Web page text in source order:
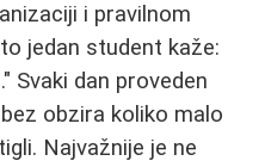
i pravilnom
jedan student kaže:
Svaki dan proveden
obzira koliko malo
Najvažnije je ne